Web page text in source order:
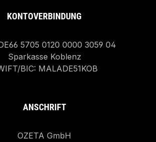
KONTOVERBINDUNG
5705 0120 0000 3059 04
Sparkasse Koblenz
BIC: MALADE51KOB
ANSCHRIFT
OZETA GmbH